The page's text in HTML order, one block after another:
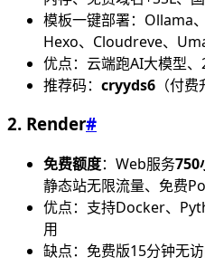
模板一键部署：Ollama
Hexo、Cloudreve、
优点：云端跑AI大模型
推荐码： cryyds6 （付
2. Render#
免费额度：Web服务750
静态站无限流量、免费
优点：支持Docker、
用
缺点：免费版15分钟无